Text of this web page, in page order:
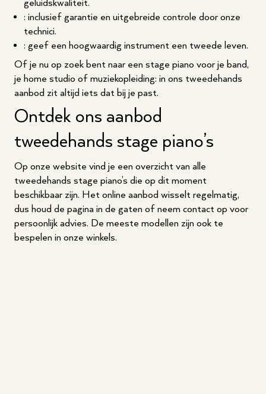
geluidskwaliteit.
: inclusief garantie en uitgebreide controle door onze
technici.
: geef een hoogwaardig instrument een tweede leven.
Of je nu op zoek bent naar een stage piano voor je band,
je home studio of muziekopleiding: in ons tweedehands
aanbod zit altijd iets dat bij je past.
Ontdek ons aanbod
tweedehands stage piano’s
Op onze website vind je een overzicht van alle
tweedehands stage piano’s die op dit moment
beschikbaar zijn. Het online aanbod wisselt regelmatig,
dus houd de pagina in de gaten of neem contact op voor
persoonlijk advies. De meeste modellen zijn ook te
bespelen in onze winkels.